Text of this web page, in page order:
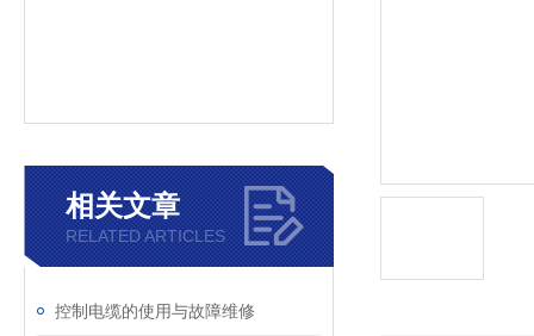
相关文章
RELATED ARTICLES
控制电缆的使用与故障维修